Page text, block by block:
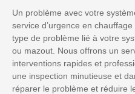
Un problème avec votre
service d’urgence en
type de problème lié à votre
ou mazout. Nous offrons un
interventions rapides et
une inspection minutieuse et
réparer le problème et réduire